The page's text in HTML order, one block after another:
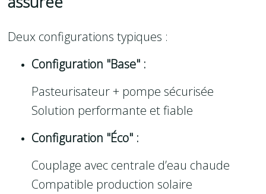
Deux configurations typiques :
Configuration "Base" :
Pasteurisateur + pompe sécurisée
Solution performante et fiable
Configuration "Éco" :
Couplage avec centrale d’eau chaude
Compatible production solaire